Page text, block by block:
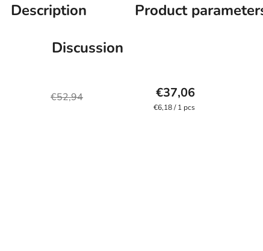
Description
Product
Discussion
€52,94 €37,06
Measure
€6,18 / 1 pcs